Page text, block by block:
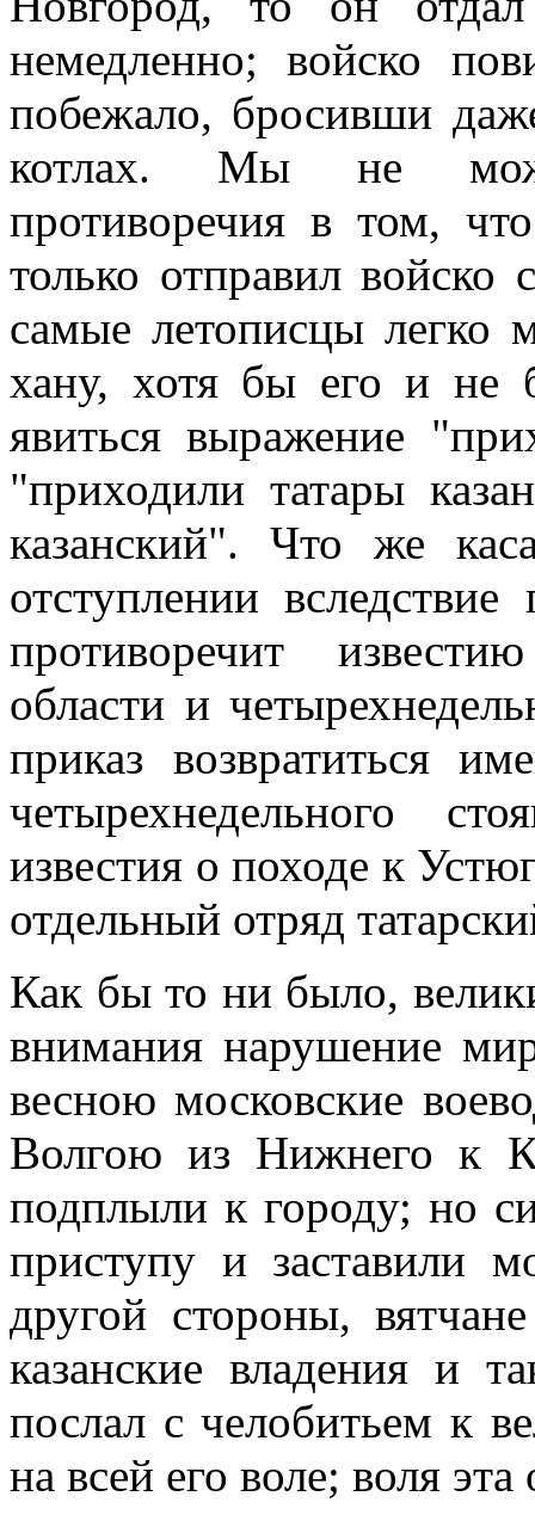
немедленно; войско
побежало, бросивши
котлах. Мы не
противоречия в том,
только отправил войско
самые летописцы легко
хану, хотя бы его и не
явиться выражение
"приходили татары
казанский". Что же
отступлении
противоречит
области и
приказ возвратиться
четырехнедельного
известия о походе к
отдельный отряд
Как бы то ни было,
внимания нарушение
весною московские
Волгою из Нижнего к
подплыли к городу; но
приступу и заставили
другой стороны,
казанские владения и
послал с челобитьем к
на всей его воле; воля